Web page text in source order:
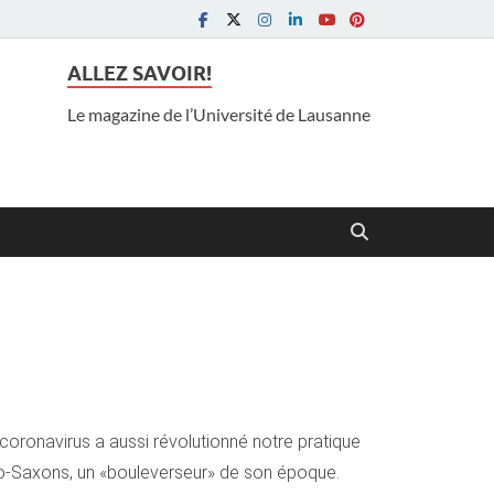
ALLEZ SAVOIR!
Le magazine de l’Université de Lausanne
a aussi révolutionné notre pratique
Saxons, un «bouleverseur» de son époque.